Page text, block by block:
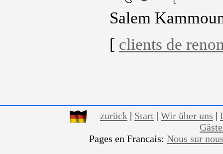
Salem
[ clients de
zurück | Start | Wir über uns |
Pages en Francais: Nous sur